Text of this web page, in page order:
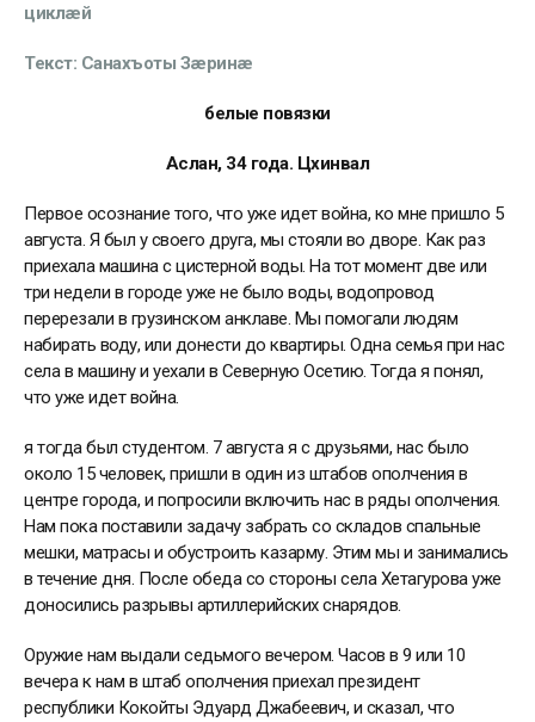
циклæй
Текст: Санахъоты Зæринæ
белые повязки
Аслан, 34 года. Цхинвал
Первое осознание того, что уже идет война, ко мне пришло 5
августа. Я был у своего друга, мы стояли во дворе. Как раз
приехала машина с цистерной воды. На тот момент две или
три недели в городе уже не было воды, водопровод
перерезали в грузинском анклаве. Мы помогали людям
набирать воду, или донести до квартиры. Одна семья при нас
села в машину и уехали в Северную Осетию. Тогда я понял,
что уже идет война.
я тогда был студентом. 7 августа я с друзьями, нас было
около 15 человек, пришли в один из штабов ополчения в
центре города, и попросили включить нас в ряды ополчения.
Нам пока поставили задачу забрать со складов спальные
мешки, матрасы и обустроить казарму. Этим мы и занимались
в течение дня. После обеда со стороны села Хетагурова уже
доносились разрывы артиллерийских снарядов.
Оружие нам выдали седьмого вечером. Часов в 9 или 10
вечера к нам в штаб ополчения приехал президент
республики Кокойты Эдуард Джабеевич, и сказал, что